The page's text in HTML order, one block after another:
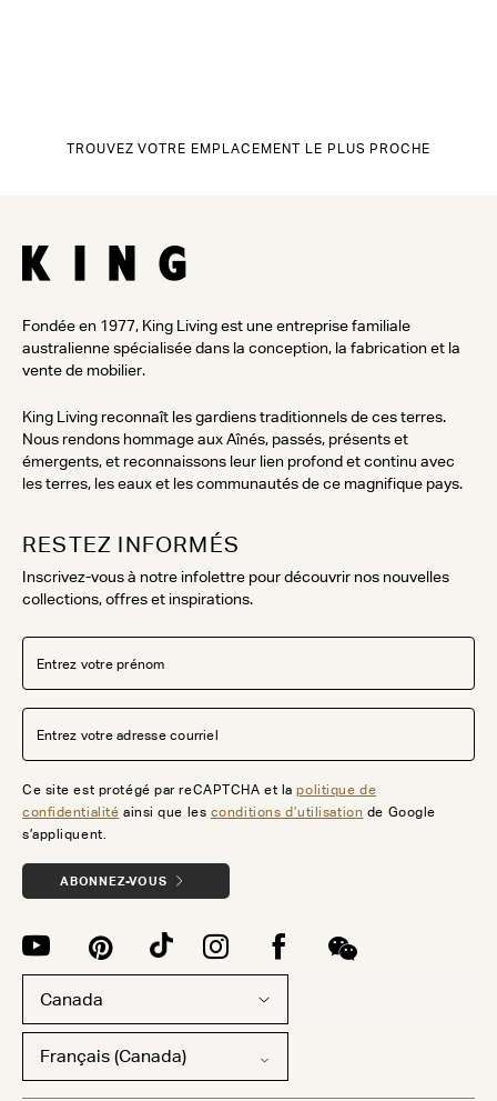
TROUVEZ VOTRE EMPLACEMENT LE PLUS PROCHE
Fondée en 1977, King Living est une entreprise familiale
australienne spécialisée dans la conception, la fabrication et la
vente de mobilier.
King Living reconnaît les gardiens traditionnels de ces terres.
Nous rendons hommage aux Aînés, passés, présents et
émergents, et reconnaissons leur lien profond et continu avec
les terres, les eaux et les communautés de ce magnifique pays.
RESTEZ INFORMÉS
Inscrivez-vous à notre infolettre pour découvrir nos nouvelles
collections, offres et inspirations.
Ce site est protégé par reCAPTCHA et lapolitique de
confidentialité ainsi que les conditions d’utilisation de Google
s’appliquent.
ABONNEZ-VOUS
Canada
Français (Canada)